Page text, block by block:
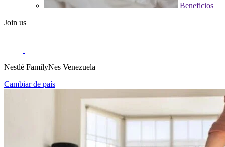
Beneficios
Join us
Nestlé FamilyNes Venezuela
Cambiar de país